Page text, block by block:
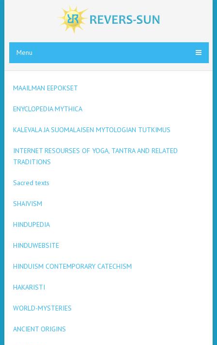
Menu
MAAILMAN EEPOKSET
ENYCLOPEDIA MYTHICA
KALEVALA JA SUOMALAISEN MYTOLOGIAN TUTKIMUS
INTERNET RESOURSES OF YOGA, TANTRA AND RELATED
TRADITIONS
Sacred texts
SHAIVISM
HINDUPEDIA
HINDUWEBSITE
HINDUISM CONTEMPORARY CATECHISM
HAKARISTI
WORLD-MYSTERIES
ANCIENT ORIGINS